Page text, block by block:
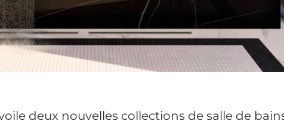
deux nouvelles collections de salle de